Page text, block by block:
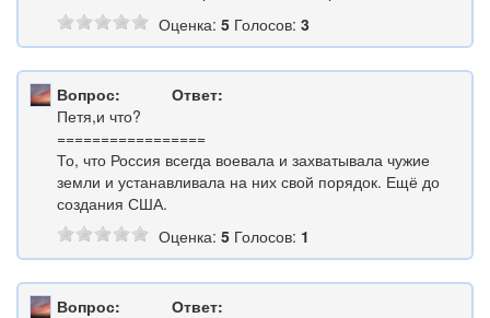
Оценка: 5 Голосов: 3
Вопрос:
Ответ:
Петя,и что?
=================
То, что Россия всегда воевала и захватывала чужие
земли и устанавливала на них свой порядок. Ещё до
создания США.
Оценка: 5 Голосов: 1
Вопрос:
Ответ: